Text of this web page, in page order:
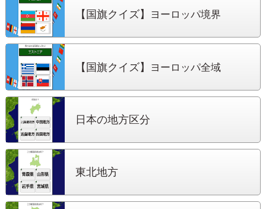
【国旗クイズ】 ヨーロッパ境界
【国旗クイズ】 ヨーロッパ全域
日本の地方区分
東北地方